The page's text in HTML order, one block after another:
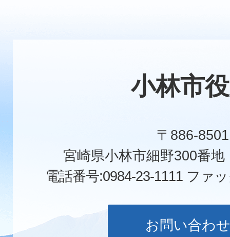
小林市
〒886-8501
宮崎県小林市細野300番
電話番号:0984-23-1111 ファ
お問い合わせ